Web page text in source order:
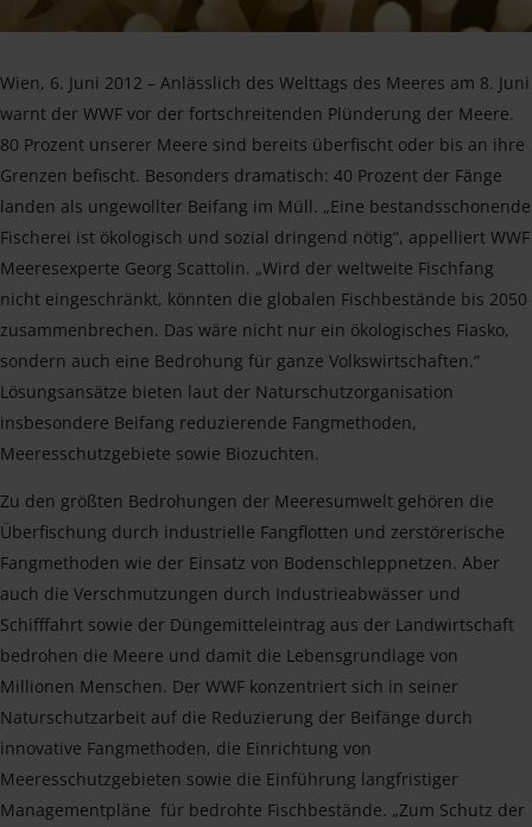
Wien, 6. Juni 2012 – Anlässlich des Welttags des Meeres am 8. Juni
warnt der WWF vor der fortschreitenden Plünderung der Meere.
80 Prozent unserer Meere sind bereits überfischt oder bis an ihre
Grenzen befischt. Besonders dramatisch: 40 Prozent der Fänge
landen als ungewollter Beifang im Müll. „Eine bestandsschonende
Fischerei ist ökologisch und sozial dringend nötig“, appelliert WWF
Meeresexperte Georg Scattolin. „Wird der weltweite Fischfang
nicht eingeschränkt, könnten die globalen Fischbestände bis 2050
zusammenbrechen. Das wäre nicht nur ein ökologisches Fiasko,
sondern auch eine Bedrohung für ganze Volkswirtschaften.“
Lösungsansätze bieten laut der Naturschutzorganisation
insbesondere Beifang reduzierende Fangmethoden,
Meeresschutzgebiete sowie Biozuchten.
Zu den größten Bedrohungen der Meeresumwelt gehören die
Überfischung durch industrielle Fangflotten und zerstörerische
Fangmethoden wie der Einsatz von Bodenschleppnetzen. Aber
auch die Verschmutzungen durch Industrieabwässer und
Schifffahrt sowie der Düngemitteleintrag aus der Landwirtschaft
bedrohen die Meere und damit die Lebensgrundlage von
Millionen Menschen. Der WWF konzentriert sich in seiner
Naturschutzarbeit auf die Reduzierung der Beifänge durch
innovative Fangmethoden, die Einrichtung von
Meeresschutzgebieten sowie die Einführung langfristiger
Managementpläne für bedrohte Fischbestände. „Zum Schutz der